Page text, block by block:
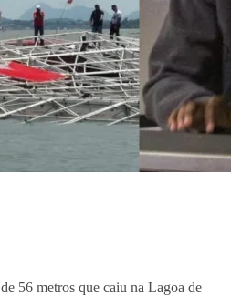
de 56 metros que caiu na Lagoa de